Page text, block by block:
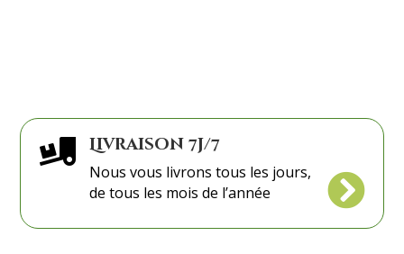
 Livraison 7j/7
Nous vous livrons tous les jours,
de tous les mois de l’année
